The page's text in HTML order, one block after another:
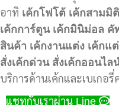
อาทิ เค้กโฟโต้ เค้กสามมิติ
เค้กการ์ตูน เค้กมินิม่อล คั
สินค้า เค้กงานแต่ง เค้กแ
สั่งเค้กด่วน สั่งเค้กออนไล
บริการด้านเค้กและเบเกอรี่
แชทกับเราผ่าน Line